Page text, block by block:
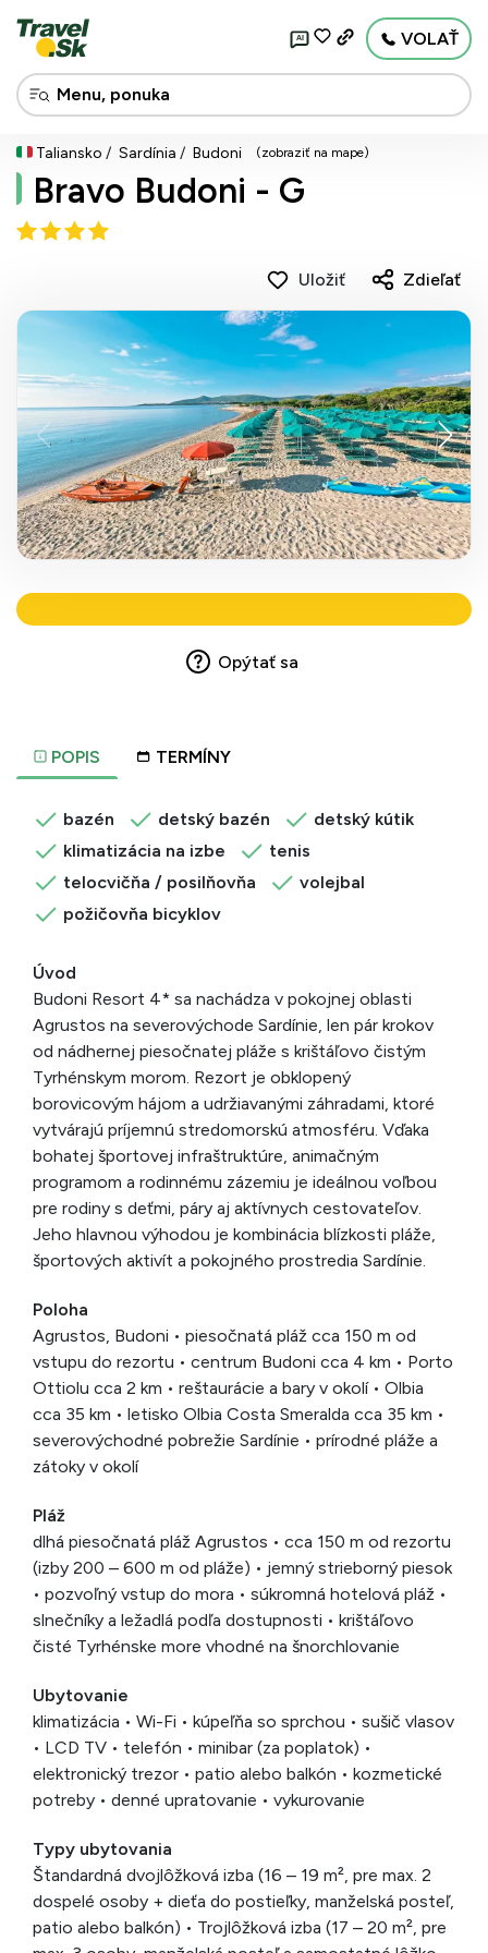
AI VOLAŤ
Taliansko Sardínia Budoni (zobraziť na mape)
Bravo Budoni - G
Uložiť Zdieľať
POPIS TERMÍNY
bazén detský bazén
detský kútik
klimatizácia na izbe
tenis
telocvičňa / posilňovňa
volejbal
požičovňa bicyklov
Úvod
Budoni Resort 4* sa nachádza v pokojnej oblasti
Agrustos na severovýchode Sardínie, len pár krokov
od nádhernej piesočnatej pláže s krištáľovo čistým
Tyrhénskym morom. Rezort je obklopený
borovicovým hájom a udržiavanými záhradami, ktoré
vytvárajú príjemnú stredomorskú atmosféru. Vďaka
bohatej športovej infraštruktúre, animačným
programom a rodinnému zázemiu je ideálnou voľbou
pre rodiny s deťmi, páry aj aktívnych cestovateľov.
Jeho hlavnou výhodou je kombinácia blízkosti pláže,
športových aktivít a pokojného prostredia Sardínie.
Poloha
Agrustos, Budoni • piesočnatá pláž cca 150 m od
vstupu do rezortu • centrum Budoni cca 4 km • Porto
Ottiolu cca 2 km • reštaurácie a bary v okolí • Olbia
cca 35 km • letisko Olbia Costa Smeralda cca 35 km •
severovýchodné pobrežie Sardínie • prírodné pláže a
zátoky v okolí
Pláž
dlhá piesočnatá pláž Agrustos • cca 150 m od rezortu
(izby 200 – 600 m od pláže) • jemný strieborný piesok
• pozvoľný vstup do mora • súkromná hotelová pláž •
slnečníky a ležadlá podľa dostupnosti • krištáľovo
čisté Tyrhénske more vhodné na šnorchlovanie
Ubytovanie
klimatizácia • Wi-Fi • kúpeľňa so sprchou • sušič vlasov
• LCD TV • telefón • minibar (za poplatok) •
elektronický trezor • patio alebo balkón • kozmetické
potreby • denné upratovanie • vykurovanie
Typy ubytovania
Štandardná dvojlôžková izba (16 – 19 m², pre max. 2
dospelé osoby + dieťa do postieľky, manželská posteľ,
patio alebo balkón) • Trojlôžková izba (17 – 20 m², pre
Opýtať sa